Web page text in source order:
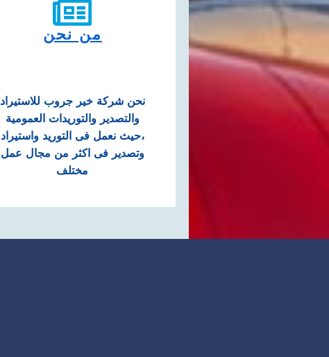
من نحن
نحن شركة خير جروب للاستيراد
والتصدير والتوريدات العمومية
،حيث نعمل فى التوريد واستيراد
وتصدير فى اكثر من مجال عمل
مختلف